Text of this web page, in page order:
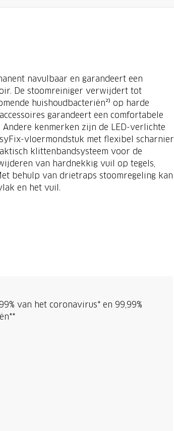
navulbaar en garandeert een
De stoomreiniger verwijdert tot
huishoudbacteriën²⁾ op harde
garandeert een comfortabele
kenmerken zijn de LED-verlichte
vloermondstuk met flexibel scharnier
klittenbandsysteem voor de
van hardnekkig vuil op tegels,
behulp van drietraps stoomregeling kan
en het vuil.
van het coronavirus* en 99,99%